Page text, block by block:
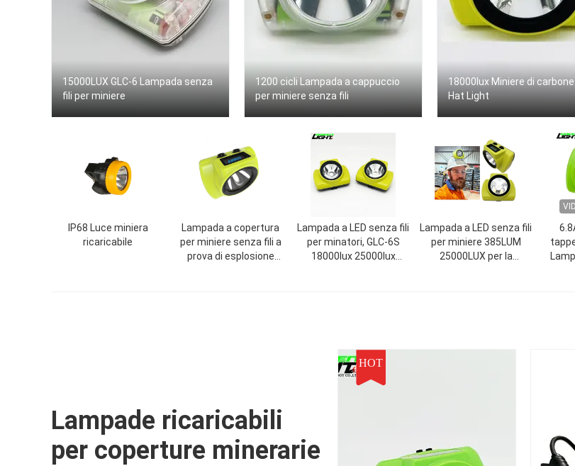
15000LUX GLC-6 Lampada senza
fili per miniere
1200 cicli Lampada a cappuccio
per miniere senza fili
18000lux Miniere di carbone
Hat Light
IP68 Luce miniera
ricaricabile
Lampada a copertura
per miniere senza fili a
prova di esplosione
Lampada a LED senza fili
per minatori, GLC-6S
18000lux 25000lux
Lampada a LED senza fili
per miniere 385LUM
25000LUX per la
Lampade ricaricabili
per coperture minerarie
HOT